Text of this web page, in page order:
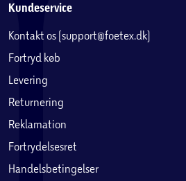
Kundeservice
Kontakt os (support@foetex.dk)
Fortryd køb
Levering
Returnering
Reklamation
Fortrydelsesret
Handelsbetingelser